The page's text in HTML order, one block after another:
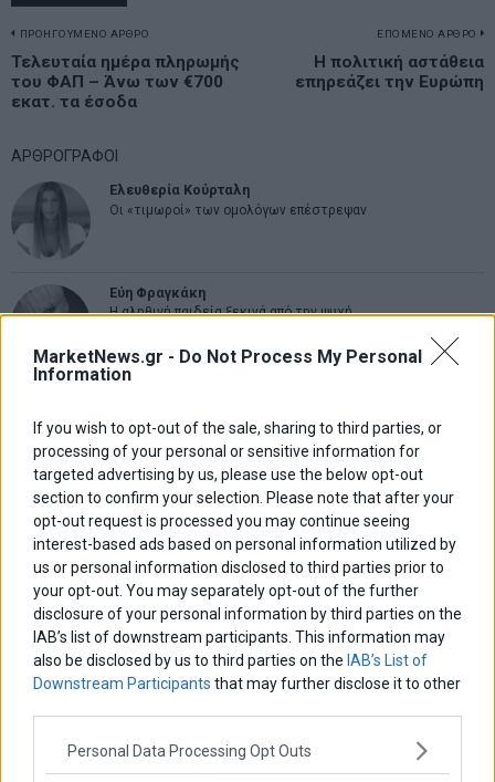
MarketNews.gr - Do Not Process My Personal
Information
If you wish to opt-out of the sale, sharing to third parties, or
processing of your personal or sensitive information for
targeted advertising by us, please use the below opt-out
section to confirm your selection. Please note that after your
opt-out request is processed you may continue seeing
interest-based ads based on personal information utilized by
us or personal information disclosed to third parties prior to
your opt-out. You may separately opt-out of the further
disclosure of your personal information by third parties on the
IAB’s list of downstream participants. This information may
also be disclosed by us to third parties on the IAB’s List of
Downstream Participants that may further disclose it to other
Personal Data Processing Opt Outs
Πλοήγηση
άρθρων
ΠΡΟΗΓΟΥΜΕΝΟ ΑΡΘΡΟ
Previous
post:
Τελευταία ημέρα πληρωμής
του ΦΑΠ – Άνω των €700
εκατ. τα έσοδα
ΕΠΟΜΕΝΟ ΑΡΘΡΟ
Η πολιτική αστάθεια
επηρεάζει την Ευρώπη
ΑΡΘΡΟΓΡΑΦΟΙ
Ελευθερία Κούρταλη
Οι «τιμωροί» των ομολόγων επέστρεψαν
Εύη Φραγκάκη
Η αληθινή παιδεία ξεκινά από την ψυχή…
Δημήτρης Καμπουράκης
Από την αποθέωση στην καταγγελία: Η Ελλάδα πάντα
ψάχνει τον επόμενο Μεσσία
Νικόλαος Φουρτζής
MIT Sloan: Οι AI-driven επιχειρήσεις διαμορφώνουν το νέο
μοντέλο επιχειρηματικότητας
Στις 11/12 το πρώτο ευρωπαϊκό ντέρμπι «αιωνίων»